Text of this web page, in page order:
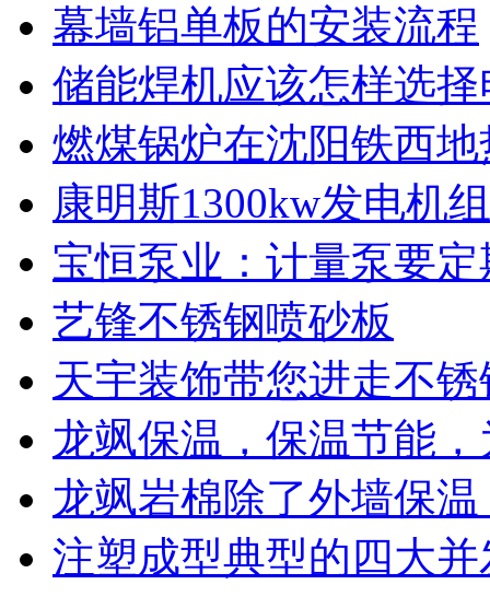
幕墙铝单板的安装流程
储能焊机应该怎样选
燃煤锅炉在沈阳铁西
康明斯1300kw发电机
宝恒泵业：计量泵要
艺锋不锈钢喷砂板
天宇装饰带您进走不
龙飒保温，保温节能
龙飒岩棉除了外墙保
注塑成型典型的四大并